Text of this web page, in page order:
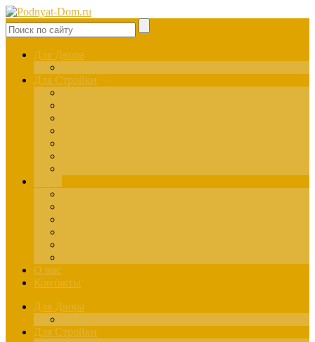
Для Двора
Для Стройки
О нас
Контакты
Для Двора
Для Стройки